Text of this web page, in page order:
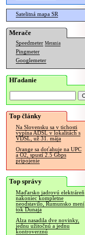
Satelitná mapa SR
Merače
Speedmeter Merania
Pingmeter
Googlemeter
Hľadanie
Top články
Na Slovensku sa v tichosti
vypína ADSL v lokalitách s
VDSL, už 31. mája
Orange sa doťahuje na UPC
a O2, spustí 2.5 Gbps
pripojenie
Top správy
Maďarsko jadrovú elektráreň
nakoniec kompletne
neodstavilo, Rumunsko mení
tok Dunaja
Alza nasadila dve novinky,
jednu užitočnú a jednu
kontroverznú